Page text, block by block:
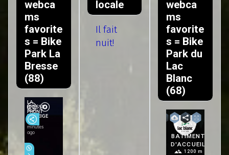
webca
ms
favorite
s = Bike
Park La
Bresse
(88)
locale
Il fait
nuit!
webca
ms
favorite
s = Bike
Park du
Lac
Blanc
(68)